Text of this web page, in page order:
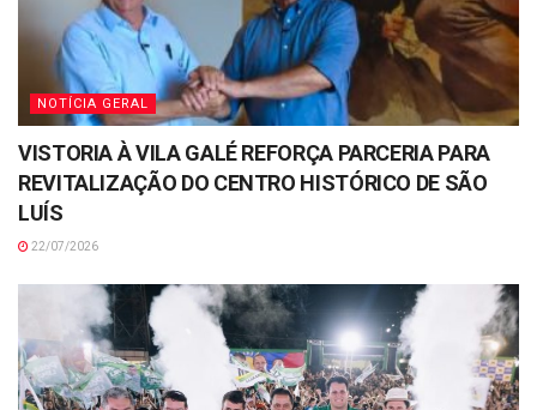
NOTÍCIA GERAL
VISTORIA À VILA GALÉ REFORÇA PARCERIA PARA
REVITALIZAÇÃO DO CENTRO HISTÓRICO DE SÃO
LUÍS
22/07/2026